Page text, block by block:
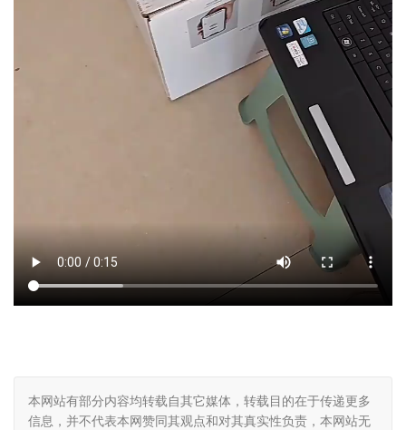
本网站有部分内容均转载自其它媒体，转载目的在于传递更多
信息，并不代表本网赞同其观点和对其真实性负责，本网站无